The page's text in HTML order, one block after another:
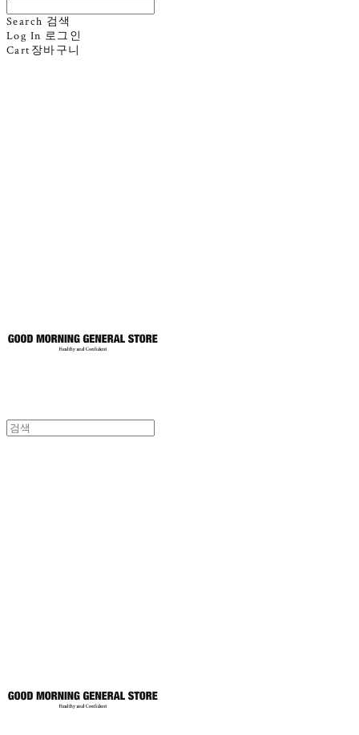
Search 검색
Log In 로그인
Cart 장바구니